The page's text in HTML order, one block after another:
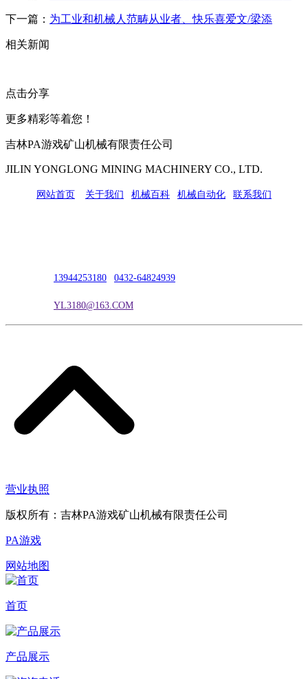
下一篇： 为工业和机械人范畴从业者、快乐喜爱文/梁添
相关新闻
点击分享
更多精彩等着您！
吉林PA游戏矿山机械有限责任公司
JILIN YONGLONG MINING MACHINERY CO., LTD.
网站首页 关于我们 机械百科 机械自动化 联系我们
13944253180 0432-64824939
YL3180@163.COM
营业执照
版权所有：吉林PA游戏矿山机械有限责任公司
PA游戏
网站地图
首页
产品展示